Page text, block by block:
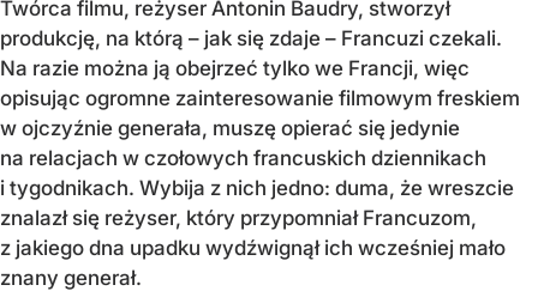
Twórca filmu, reżyser Antonin Baudry, stworzył
produkcję, na którą – jak się zdaje – Francuzi czekali.
Na razie można ją obejrzeć tylko we Francji, więc
opisując ogromne zainteresowanie filmowym freskiem
w ojczyźnie generała, muszę opierać się jedynie
na relacjach w czołowych francuskich dziennikach
i tygodnikach. Wybija z nich jedno: duma, że wreszcie
znalazł się reżyser, który przypomniał Francuzom,
z jakiego dna upadku wydźwignął ich wcześniej mało
znany generał.